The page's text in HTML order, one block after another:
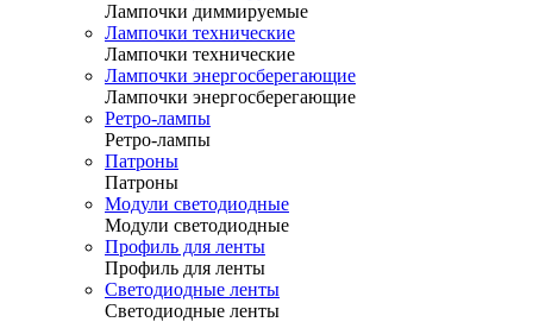
Лампочки диммируемые
Лампочки технические
Лампочки технические
Лампочки энергосберегающие
Лампочки энергосберегающие
Ретро-лампы
Ретро-лампы
Патроны
Патроны
Модули светодиодные
Модули светодиодные
Профиль для ленты
Профиль для ленты
Светодиодные ленты
Светодиодные ленты